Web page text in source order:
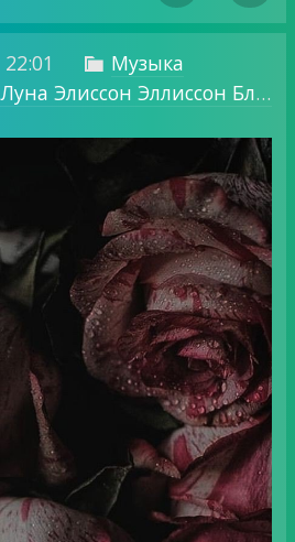
22:01  Музыка
Лина Оля Луна Элиссон Эллиссон Блог о том, о чем хочу.